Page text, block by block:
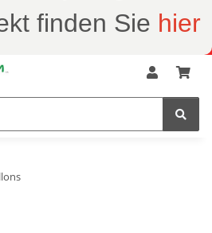
finden Sie hier